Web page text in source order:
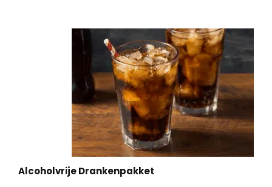
Alcoholvrije Drankenpakket